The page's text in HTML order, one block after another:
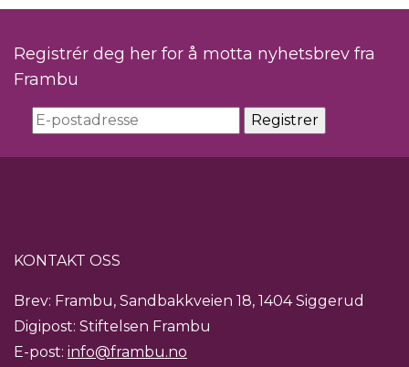
Registrér deg her for å motta nyhetsbrev fra
Frambu
KONTAKT OSS
Brev: Frambu, Sandbakkveien 18, 1404 Siggerud
Digipost: Stiftelsen Frambu
E-post: info@frambu.no